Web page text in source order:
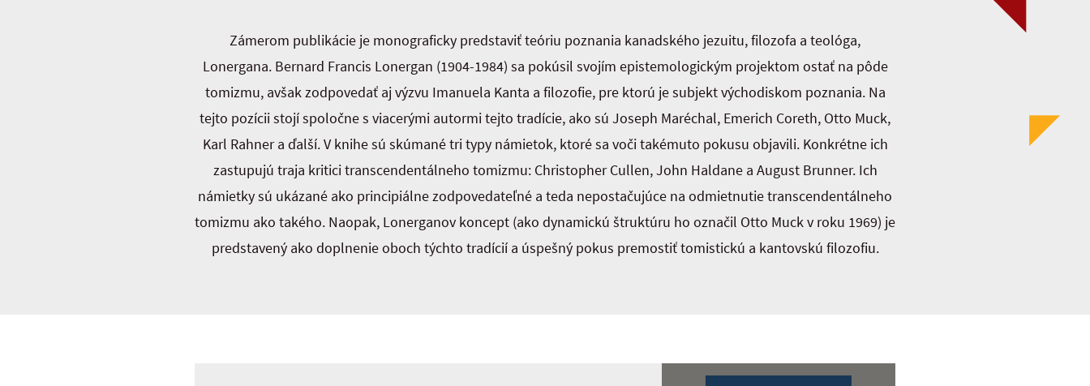
Zámerom publikácie je monograficky predstaviť teóriu poznania kanadského jezuitu, filozofa a teológa,
Lonergana. Bernard Francis Lonergan (1904-1984) sa pokúsil svojím epistemologickým projektom ostať na pôde
tomizmu, avšak zodpovedať aj výzvu Imanuela Kanta a filozofie, pre ktorú je subjekt východiskom poznania. Na
tejto pozícii stojí spoločne s viacerými autormi tejto tradície, ako sú Joseph Maréchal, Emerich Coreth, Otto Muck,
Karl Rahner a ďalší. V knihe sú skúmané tri typy námietok, ktoré sa voči takémuto pokusu objavili. Konkrétne ich
zastupujú traja kritici transcendentálneho tomizmu: Christopher Cullen, John Haldane a August Brunner. Ich
námietky sú ukázané ako principiálne zodpovedateľné a teda nepostačujúce na odmietnutie transcendentálneho
tomizmu ako takého. Naopak, Lonerganov koncept (ako dynamickú štruktúru ho označil Otto Muck v roku 1969) je
predstavený ako doplnenie oboch týchto tradícií a úspešný pokus premostiť tomistickú a kantovskú filozofiu.